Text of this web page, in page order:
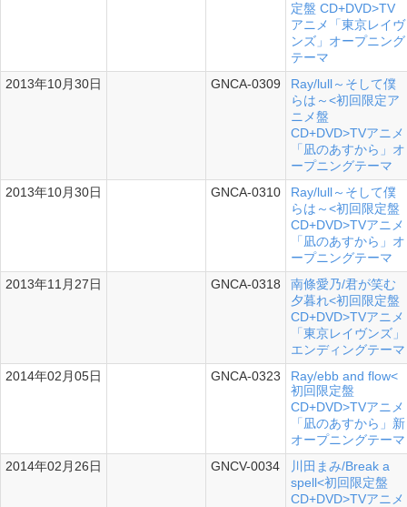
定盤 CD+DVD>TV
アニメ「東京レイヴ
ンズ」オープニング
テーマ
2013年10月30日
グル GNCA-0309
Ray/lull～そして僕
らは～<初回限定ア
ニメ盤
CD+DVD>TVアニメ
「凪のあすから」オ
ープニングテーマ
2013年10月30日
グル GNCA-0310
Ray/lull～そして僕
らは～<初回限定盤
CD+DVD>TVアニメ
「凪のあすから」オ
ープニングテーマ
2013年11月27日
グル GNCA-0318
南條愛乃/君が笑む
夕暮れ<初回限定盤
CD+DVD>TVアニメ
「東京レイヴンズ」
エンディングテーマ
2014年02月05日
グル GNCA-0323
Ray/ebb and flow<
初回限定盤
CD+DVD>TVアニメ
「凪のあすから」新
オープニングテーマ
2014年02月26日
グル GNCV-0034
川田まみ/Break a
spell<初回限定盤
CD+DVD>TVアニメ